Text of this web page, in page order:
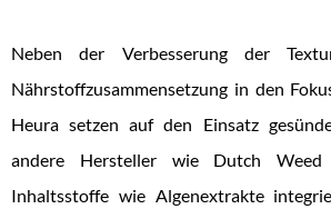
Neben der Verbesserung der
Nährstoffzusammensetzung in den
Heura setzen auf den Einsatz
andere Hersteller wie Dutch Weed
Inhaltsstoffe wie Algenextrakte